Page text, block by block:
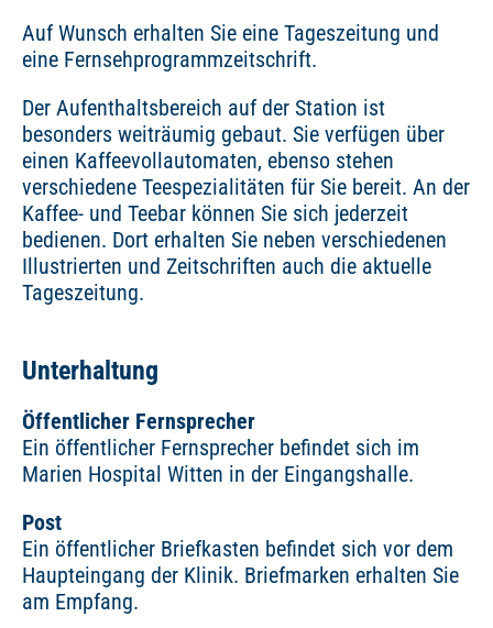
Auf Wunsch erhalten Sie eine Tageszeitung und
eine Fernsehprogrammzeitschrift.
Der Aufenthaltsbereich auf der Station ist
besonders weiträumig gebaut. Sie verfügen über
einen Kaffeevollautomaten, ebenso stehen
verschiedene Teespezialitäten für Sie bereit. An der
Kaffee- und Teebar können Sie sich jederzeit
bedienen. Dort erhalten Sie neben verschiedenen
Illustrierten und Zeitschriften auch die aktuelle
Tageszeitung.
Unterhaltung
Öffentlicher Fernsprecher
Ein öffentlicher Fernsprecher befindet sich im
Marien Hospital Witten in der Eingangshalle.
Post
Ein öffentlicher Briefkasten befindet sich vor dem
Haupteingang der Klinik. Briefmarken erhalten Sie
am Empfang.